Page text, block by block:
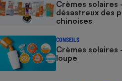
Crèmes solaires
désastreux des
chinoises
CONSEILS
Crèmes solaires
loupe